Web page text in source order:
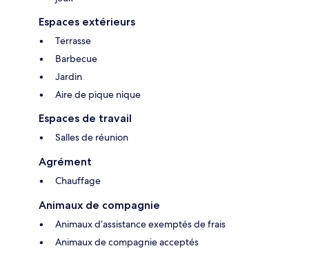
Espaces extérieurs
Terrasse
Barbecue
Jardin
Aire de pique nique
Espaces de travail
Salles de réunion
Agrément
Chauffage
Animaux de compagnie
Animaux d’assistance exemptés de frais
Animaux de compagnie acceptés